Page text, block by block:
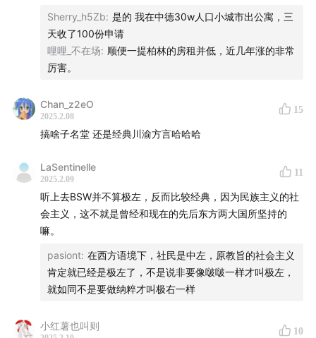
Sherry_h5Zb: 是的 我在中德30w人口小城市出公寓，三
天收了100份申请
哩哩_不在场: 顺便一提柏林的房租并低，近几年涨的非常
厉害。
Chan_z2eO
2025.2.08
15
搞啥子名堂 还是经典川渝方言哈哈哈
LaSentinelle
2025.2.09
11
听上去BSW并不算极左，反而比较经典，因为民族主义的社
会主义，这不就是曾经和现在的先后东方两大国所坚持的
嘛。
pasiont: 在西方语境下，社民是中左，原教旨的社会主义
肯定就已经是极左了，不是说非要像啵啵一样才叫极左，
就如同不是要做纳粹才叫极右一样
小红薯也叫则 10